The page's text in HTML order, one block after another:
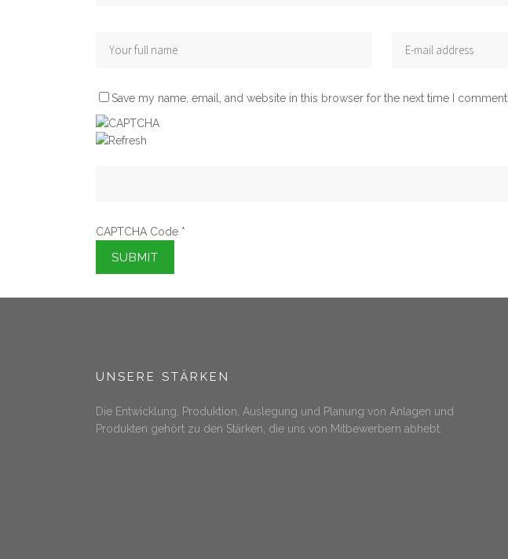
Save my name, email, and website in this browser for the next time I comment.
CAPTCHA Code *
UNSERE STÄRKEN
Die Entwicklung, Produktion, Auslegung und Planung von Anlagen und
Produkten gehört zu den Stärken, die uns von Mitbewerbern abhebt.